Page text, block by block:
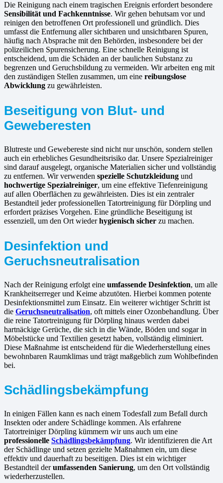
Die Reinigung nach einem tragischen Ereignis erfordert besondere
Sensibilität und Fachkenntnisse. Wir gehen behutsam vor und
reinigen den betroffenen Ort professionell und gründlich. Dies
umfasst die Entfernung aller sichtbaren und unsichtbaren Spuren,
häufig nach Absprache mit den Behörden, insbesondere bei der
polizeilichen Spurensicherung. Eine schnelle Reinigung ist
entscheidend, um die Schäden an der baulichen Substanz zu
begrenzen und Geruchsbildung zu vermeiden. Wir arbeiten eng mit
den zuständigen Stellen zusammen, um eine reibungslose
Abwicklung zu gewährleisten.
Beseitigung von Blut- und
Geweberesten
Blutreste und Gewebereste sind nicht nur unschön, sondern stellen
auch ein erhebliches Gesundheitsrisiko dar. Unsere Spezialreiniger
sind darauf ausgelegt, organische Materialien sicher und vollständig
zu entfernen. Wir verwenden spezielle Schutzkleidung und
hochwertige Spezialreiniger, um eine effektive Tiefenreinigung
auf allen Oberflächen zu gewährleisten. Dies ist ein zentraler
Bestandteil jeder professionellen Tatortreinigung für Dörpling und
erfordert präzises Vorgehen. Eine gründliche Beseitigung ist
essenziell, um den Ort wiederhygienisch sicher zu machen.
Desinfektion und
Geruchsneutralisation
Nach der Reinigung erfolgt eine umfassende Desinfektion, um alle
Krankheitserreger und Keime abzutöten. Hierbei kommen potente
Desinfektionsmittel zum Einsatz. Ein weiterer wichtiger Schritt ist
die Geruchsneutralisation, oft mittels einer Ozonbehandlung. Über
die reine Tatortreinigung für Dörpling hinaus werden dabei
hartnäckige Gerüche, die sich in die Wände, Böden und sogar in
Möbelstücke und Textilien gesetzt haben, vollständig eliminiert.
Diese Maßnahme ist entscheidend für die Wiederherstellung eines
bewohnbaren Raumklimas und trägt maßgeblich zum Wohlbefinden
bei.
Schädlingsbekämpfung
In einigen Fällen kann es nach einem Todesfall zum Befall durch
Insekten oder andere Schädlinge kommen. Als erfahrene
Tatortreiniger Dörpling kümmern wir uns auch um eine
professionelle Schädlingsbekämpfung. Wir identifizieren die Art
der Schädlinge und setzen gezielte Maßnahmen ein, um diese
effektiv und dauerhaft zu beseitigen. Dies ist ein wichtiger
Bestandteil derumfassenden Sanierung, um den Ort vollständig
wiederherzustellen.